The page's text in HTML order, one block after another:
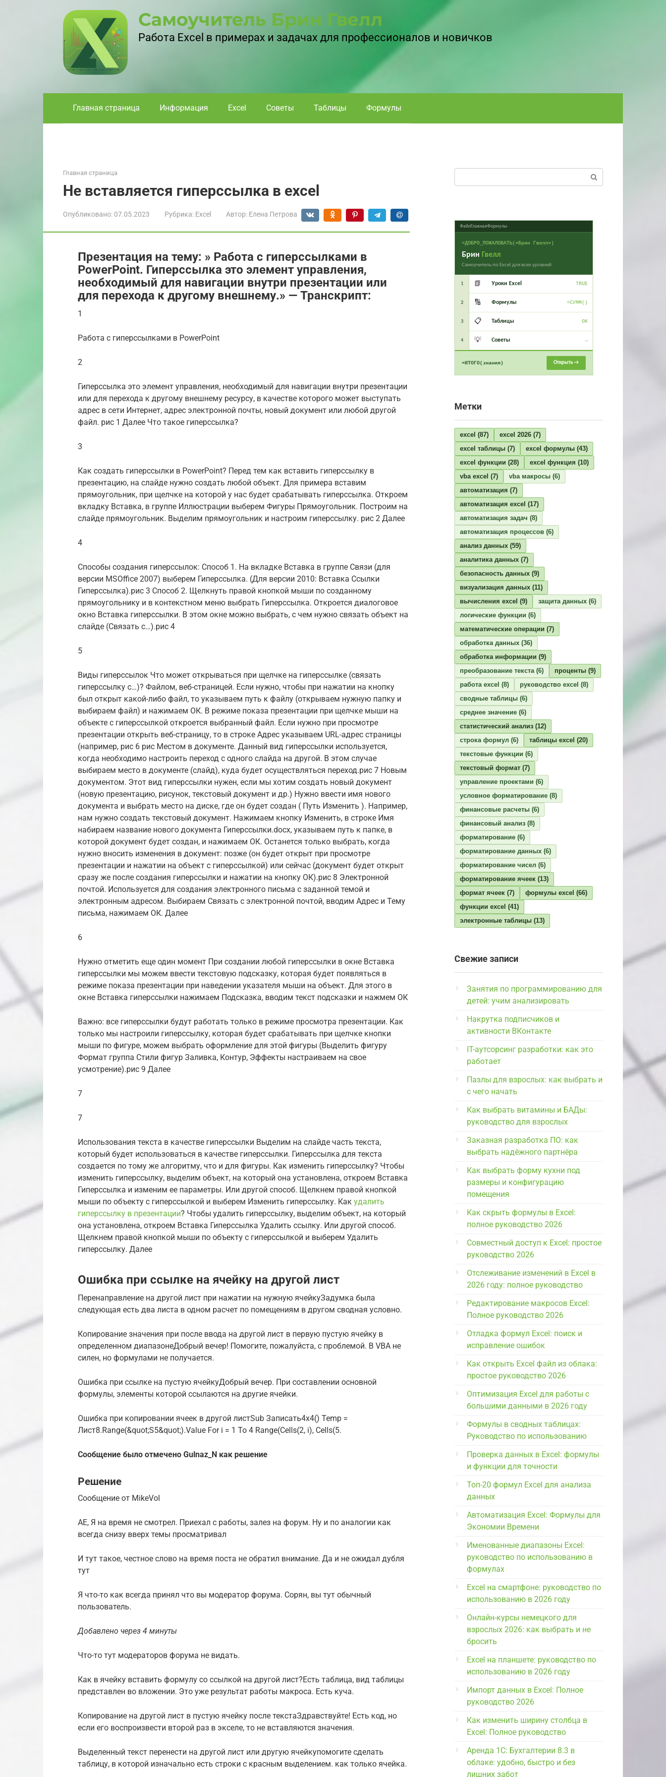
Самоучитель Брин Гвелл
Работа Excel в примерах и задачах для профессионалов и новичков
Главная страница Информация Excel Советы Таблицы Формулы
Главная страница
Не вставляется гиперссылка в excel
Опубликовано: 07.05.2023 Рубрика: Excel Автор: Елена Петрова
Презентация на тему: » Работа с гиперссылками в
PowerPoint. Гиперссылка это элемент управления,
необходимый для навигации внутри презентации или
для перехода к другому внешнему.» — Транскрипт:
1
Работа с гиперссылками в PowerPoint
2
Гиперссылка это элемент управления, необходимый для навигации внутри презентации
или для перехода к другому внешнему ресурсу, в качестве которого может выступать
адрес в сети Интернет, адрес электронной почты, новый документ или любой другой
файл. рис 1 Далее Что такое гиперссылка?
3
Как создать гиперссылки в PowerPoint? Перед тем как вставить гиперссылку в
презентацию, на слайде нужно создать любой объект. Для примера вставим
прямоугольник, при щелчке на которой у нас будет срабатывать гиперссылка. Откроем
вкладку Вставка, в группе Иллюстрации выберем Фигуры Прямоугольник. Построим на
слайде прямоугольник. Выделим прямоугольник и настроим гиперссылку. рис 2 Далее
4
Способы создания гиперссылок: Способ 1. На вкладке Вставка в группе Связи (для
версии MSOffice 2007) выберем Гиперссылка. (Для версии 2010: Вставка Ссылки
Гиперссылка).рис 3 Способ 2. Щелкнуть правой кнопкой мыши по созданному
прямоугольнику и в контекстном меню выбрать Гиперссылка. Откроется диалоговое
окно Вставка гиперссылки. В этом окне можно выбрать, с чем нужно связать объект на
слайде (Связать с…).рис 4
5
Виды гиперссылок Что может открываться при щелчке на гиперссылке (связать
гиперссылку с…)? Файлом, веб-страницей. Если нужно, чтобы при нажатии на кнопку
был открыт какой-либо файл, то указываем путь к файлу (открываем нужную папку и
выбираем файл) и нажимаем ОК. В режиме показа презентации при щелчке мыши на
объекте с гиперссылкой откроется выбранный файл. Если нужно при просмотре
презентации открыть веб-страницу, то в строке Адрес указываем URL-адрес страницы
(например, рис 6 рис Местом в документе. Данный вид гиперссылки используется,
когда необходимо настроить переход с одного слайда на другой. В этом случае
выбираем место в документе (слайд), куда будет осуществляться переход.рис 7 Новым
документом. Этот вид гиперссылки нужен, если мы хотим создать новый документ
(новую презентацию, рисунок, текстовый документ и др.) Нужно ввести имя нового
документа и выбрать место на диске, где он будет создан ( Путь Изменить ). Например,
нам нужно создать текстовый документ. Нажимаем кнопку Изменить, в строке Имя
набираем название нового документа Гиперссылки.docx, указываем путь к папке, в
которой документ будет создан, и нажимаем ОК. Останется только выбрать, когда
нужно вносить изменения в документ: позже (он будет открыт при просмотре
презентации и нажатии на объект с гиперссылкой) или сейчас (документ будет открыт
сразу же после создания гиперссылки и нажатии на кнопку ОК).рис 8 Электронной
почтой. Используется для создания электронного письма с заданной темой и
электронным адресом. Выбираем Связать с электронной почтой, вводим Адрес и Тему
письма, нажимаем ОК. Далее
6
Нужно отметить еще один момент При создании любой гиперссылки в окне Вставка
гиперссылки мы можем ввести текстовую подсказку, которая будет появляться в
режиме показа презентации при наведении указателя мыши на объект. Для этого в
окне Вставка гиперссылки нажимаем Подсказка, вводим текст подсказки и нажмем ОК
Важно: все гиперссылки будут работать только в режиме просмотра презентации. Как
только мы настроили гиперссылку, которая будет срабатывать при щелчке кнопки
мыши по фигуре, можем выбрать оформление для этой фигуры (Выделить фигуру
Формат группа Стили фигур Заливка, Контур, Эффекты настраиваем на свое
усмотрение).рис 9 Далее
7
7
Использования текста в качестве гиперссылки Выделим на слайде часть текста,
который будет использоваться в качестве гиперссылки. Гиперссылка для текста
создается по тому же алгоритму, что и для фигуры. Как изменить гиперссылку? Чтобы
изменить гиперссылку, выделим объект, на который она установлена, откроем Вставка
Гиперссылка и изменим ее параметры. Или другой способ. Щелкнем правой кнопкой
мыши по объекту с гиперссылкой и выберем Изменить гиперссылку. Как удалить
гиперссылку в презентации? Чтобы удалить гиперссылку, выделим объект, на который
она установлена, откроем Вставка Гиперссылка Удалить ссылку. Или другой способ.
Щелкнем правой кнопкой мыши по объекту с гиперссылкой и выберем Удалить
гиперссылку. Далее
Ошибка при ссылке на ячейку на другой лист
Перенаправление на другой лист при нажатии на нужную ячейкуЗадумка была
следующая есть два листа в одном расчет по помещениям в другом сводная условно.
Копирование значения при после ввода на другой лист в первую пустую ячейку в
определенном диапазонеДобрый вечер! Помогите, пожалуйста, с проблемой. В VBA не
силен, но формулами не получается.
Ошибка при ссылке на пустую ячейкуДобрый вечер. При составлении основной
формулы, элементы которой ссылаются на другие ячейки.
Ошибка при копировании ячеек в другой листSub Записать4х4() Temp =
Лист8.Range(&quot;S5&quot;).Value For i = 1 To 4 Range(Cells(2, i), Cells(5.
Сообщение было отмечено Gulnaz_N как решение
Решение
Сообщение от MikeVol
АЕ, Я на время не смотрел. Приехал с работы, залез на форум. Ну и по аналогии как
всегда снизу вверх темы просматривал
И тут такое, честное слово на время поста не обратил внимание. Да и не ожидал дубля
тут
Я что-то как всегда принял что вы модератор форума. Сорян, вы тут обычный
пользователь.
Добавлено через 4 минуты
Что-то тут модераторов форума не видать.
Как в ячейку вставить формулу со ссылкой на другой лист?Есть таблица, вид таблицы
представлен во вложении. Это уже результат работы макроса. Есть куча.
Копирование на другой лист в пустую ячейку после текстаЗдравствуйте! Есть код, но
если его воспроизвести второй раз в экселе, то не вставляются значения.
Выделенный текст перенести на другой лист или другую ячейкупомогите сделать
таблицу, в которой изначально есть строки с красным выделением. как только ячейка.
ФайлГлавнаяФормулы
=ДОБРО_ПОЖАЛОВАТЬ(«Брин Гвелл»)
Брин Гвелл
Самоучитель по Excel для всех уровней
1 📗 Уроки Excel TRUE
2 🔢 Формулы =СУММ()
3 📋 Таблицы OK
4 💡 Советы →
=ИТОГО(знания) Открыть →
Метки
excel (87) excel 2026 (7)
excel таблицы (7) excel формулы (43)
excel функции (28) excel функция (10)
vba excel (7) vba макросы (6)
автоматизация (7)
автоматизация excel (17)
автоматизация задач (8)
автоматизация процессов (6)
анализ данных (59)
аналитика данных (7)
безопасность данных (9)
визуализация данных (11)
вычисления excel (9) защита данных (6)
логические функции (6)
математические операции (7)
обработка данных (36)
обработка информации (9)
преобразование текста(6) проценты (9)
работа excel (8) руководство excel (8)
сводные таблицы (6)
среднее значение (6)
статистический анализ (12)
строка формул (6) таблицы excel (20)
текстовые функции (6)
текстовый формат (7)
управление проектами (6)
условное форматирование (8)
финансовые расчеты (6)
финансовый анализ (8)
форматирование (6)
форматирование данных (6)
форматирование чисел (6)
форматирование ячеек (13)
формат ячеек (7) формулы excel (66)
функции excel (41)
электронные таблицы (13)
Свежие записи
Занятия по программированию для
детей: учим анализировать
Накрутка подписчиков и
активности ВКонтакте
IT-аутсорсинг разработки: как это
работает
Пазлы для взрослых: как выбрать и
с чего начать
Как выбрать витамины и БАДы:
руководство для взрослых
Заказная разработка ПО: как
выбрать надёжного партнёра
Как выбрать форму кухни под
размеры и конфигурацию
помещения
Как скрыть формулы в Excel:
полное руководство 2026
Совместный доступ к Excel: простое
руководство 2026
Отслеживание изменений в Excel в
2026 году: полное руководство
Редактирование макросов Excel:
Полное руководство 2026
Отладка формул Excel: поиск и
исправление ошибок
Как открыть Excel файл из облака:
простое руководство 2026
Оптимизация Excel для работы с
большими данными в 2026 году
Формулы в сводных таблицах:
Руководство по использованию
Проверка данных в Excel: формулы
и функции для точности
Топ-20 формул Excel для анализа
данных
Автоматизация Excel: Формулы для
Экономии Времени
Именованные диапазоны Excel:
руководство по использованию в
формулах
Excel на смартфоне: руководство по
использованию в 2026 году
Онлайн-курсы немецкого для
взрослых 2026: как выбрать и не
бросить
Excel на планшете: руководство по
использованию в 2026 году
Импорт данных в Excel: Полное
руководство 2026
Как изменить ширину столбца в
Excel: Полное руководство
Аренда 1С: Бухгалтерии 8.3 в
облаке: удобно, быстро и без
лишних забот